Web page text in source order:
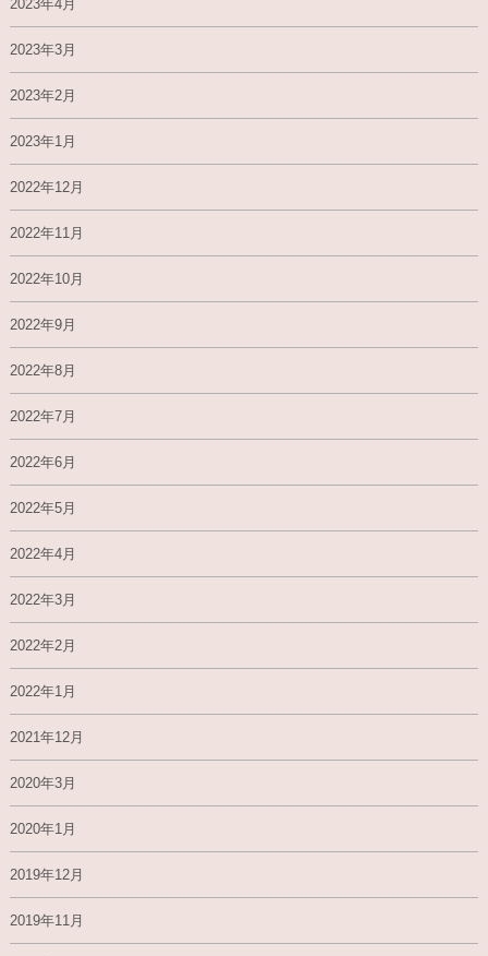
2023年4月
2023年3月
2023年2月
2023年1月
2022年12月
2022年11月
2022年10月
2022年9月
2022年8月
2022年7月
2022年6月
2022年5月
2022年4月
2022年3月
2022年2月
2022年1月
2021年12月
2020年3月
2020年1月
2019年12月
2019年11月